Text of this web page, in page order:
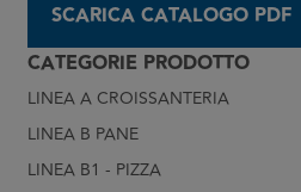
SCARICA CATALOGO PDF
CATEGORIE PRODOTTO
LINEA A CROISSANTERIA
LINEA B PANE
LINEA B1 - PIZZA